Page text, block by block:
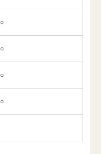
○
○
○
○